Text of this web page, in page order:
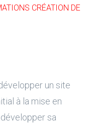
CRÉATION DE
un site
à la mise en
sa